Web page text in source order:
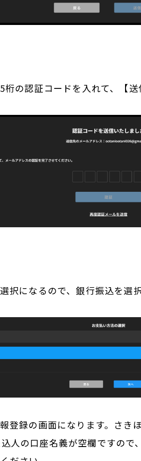
の認証コードを入れて、【送
択になるので、銀行振込を選
登録の画面になります。さき
人の口座名義が空欄ですので